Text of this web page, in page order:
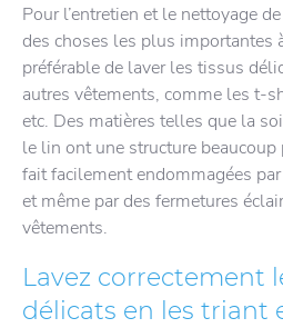
Pour l’entretien et le nettoyage
des choses les plus importantes
préférable de laver les tissus
autres vêtements, comme les t-
etc. Des matières telles que la
le lin ont une structure
fait facilement endommagées
et même par des fermetures
vêtements.
Lavez correctement
délicats en les triant